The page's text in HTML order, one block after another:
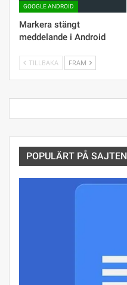
GOOGLE ANDROID
Markera stängt
meddelande i Android
TILLBAKA FRAM
POPULÄRT PÅ SAJTEN